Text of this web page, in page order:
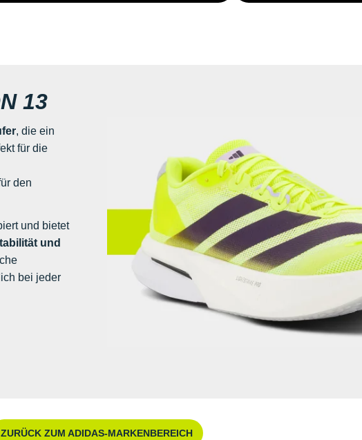
13
, die ein
für die
den
und bietet
und
bei jeder
ZURÜCK ZUM ADIDAS-MARKENBEREICH